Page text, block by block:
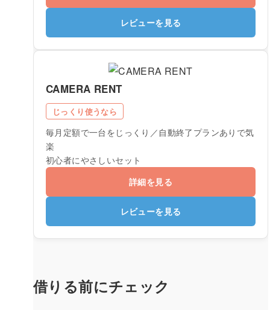
レビューを見る
CAMERA RENT
じっくり使うなら
毎月定額で一台をじっくり／自動終了プランありで気
楽
初心者にやさしいセット
詳細を見る
レビューを見る
借りる前にチェック